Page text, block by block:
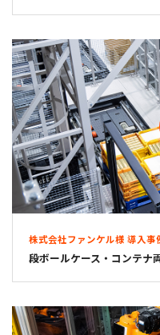
株式会社ファンケル様 導入事
段ボールケース・コンテナ